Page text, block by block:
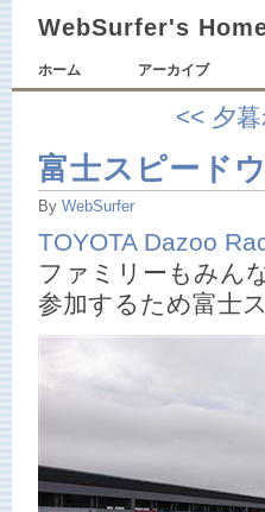
WebSurfer's
ホーム アーカイブ
<< 夕
富士スピード
By WebSurfer
TOYOTA Dazoo
ファミリーもみん
参加するため富士